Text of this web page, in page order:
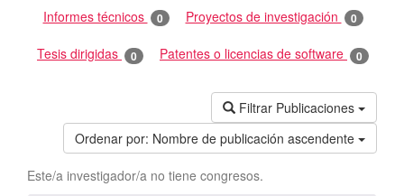
Informes técnicos 0 Proyectos de investigación 0
Tesis dirigidas 0 Patentes o licencias de software 0
Filtrar Publicaciones
Ordenar por: Nombre de publicación ascendente
Este/a investigador/a no tiene congresos.